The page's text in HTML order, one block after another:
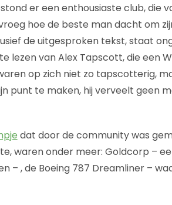
er een enthousiaste club, die
hoe de beste man dacht om
de uitgesproken tekst, staat
lezen van Alex Tapscott, die een
op zich niet zo tapscotterig,
punt te maken, hij verveelt geen
dat door de community was
waren onder meer: Goldcorp –
– , de Boeing 787 Dreamliner –